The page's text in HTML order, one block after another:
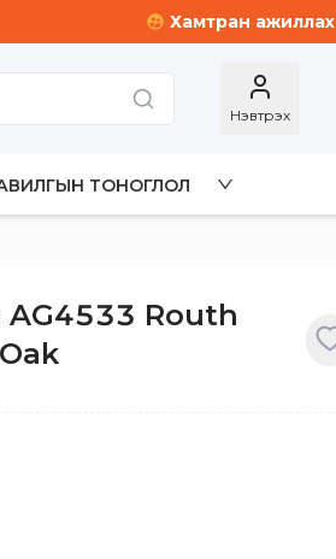
Хамтран ажиллах
Нэвтрэх
ТОНОГЛОЛ
Routh